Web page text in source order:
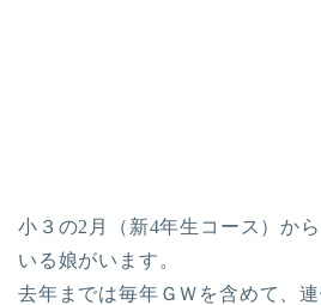
小３の2月（新4年生コース）か
いる娘がいます。
去年までは毎年ＧＷを含めて、